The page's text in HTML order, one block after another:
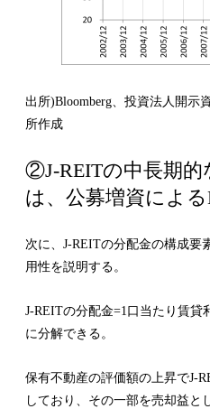
出所)Bloomberg、投資法人開示
所作成
②J-REITの中長期的
は、公募増資によ
次に、J-REITの分配金の構成要
用性を説明する。
J-REITの分配金=1口当たり賃貸
に分解できる。
保有不動産の評価額の上昇でJ-
しており、その一部を売却益と